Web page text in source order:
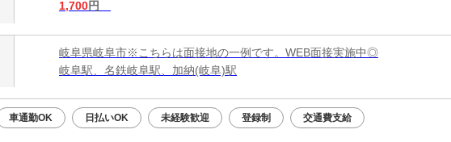
1,700円
岐阜県岐阜市※こちらは面接地の一例です。WEB面接実施中◎
岐阜駅、名鉄岐阜駅、加納(岐阜)駅
車通勤OK 日払いOK 未経験歓迎 登録制 交通費支給